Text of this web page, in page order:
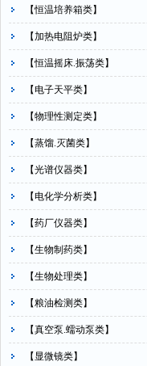
【恒温培养箱类】
【加热电阻炉类】
【恒温摇床.振荡类】
【电子天平类】
【物理性测定类】
【蒸馏.灭菌类】
【光谱仪器类】
【电化学分析类】
【药厂仪器类】
【生物制药类】
【生物处理类】
【粮油检测类】
【真空泵.蠕动泵类】
【显微镜类】